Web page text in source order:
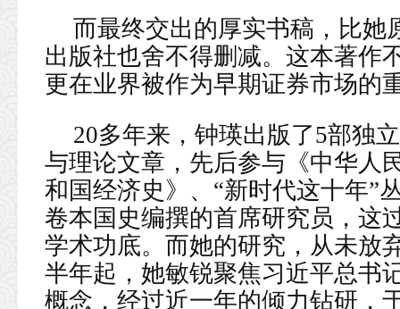
而最终交出的厚实书稿，比她
出版社也舍不得删减。这本著作
更在业界被作为早期证券市场的
20多年来，钟瑛出版了5部独
与理论文章，先后参与《中华人
和国经济史》、“新时代这十年”
卷本国史编撰的首席研究员，这
学术功底。而她的研究，从未放
半年起，她敏锐聚焦习近平总书
概念，经过近一年的倾力钻研，